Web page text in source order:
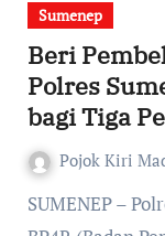
Sumenep
Beri
Polres
bagi Tiga
Pojok Kiri